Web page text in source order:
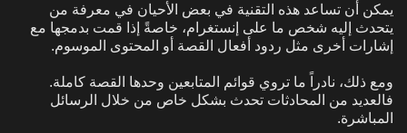
يمكن أن تساعد هذه التقنية في بعض الأحيان في معرفة من
يتحدث إليه شخص ما على إنستغرام، خاصةً إذا قمت بدمجها مع
إشارات أخرى مثل ردود أفعال القصة أو المحتوى الموسوم.
ومع ذلك، نادراً ما تروي قوائم المتابعين وحدها القصة كاملة.
فالعديد من المحادثات تحدث بشكل خاص من خلال الرسائل
المباشرة.